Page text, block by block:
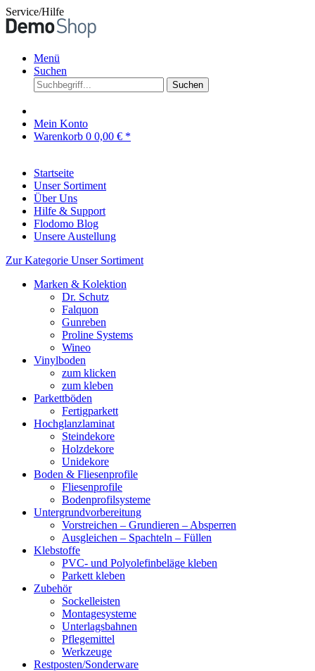
Service/Hilfe
Menü
Suchen
Suchen
Mein Konto
Warenkorb 0 0,00 € *
Startseite
Unser Sortiment
Über Uns
Hilfe & Support
Flodomo Blog
Unsere Austellung
Zur Kategorie Unser Sortiment
Marken & Kolektion
Dr. Schutz
Falquon
Gunreben
Proline Systems
Wineo
Vinylboden
zum klicken
zum kleben
Parkettböden
Fertigparkett
Hochglanzlaminat
Steindekore
Holzdekore
Unidekore
Boden & Fliesenprofile
Fliesenprofile
Bodenprofilsysteme
Untergrundvorbereitung
Vorstreichen – Grundieren – Absperren
Ausgleichen – Spachteln – Füllen
Klebstoffe
PVC- und Polyolefinbeläge kleben
Parkett kleben
Zubehör
Sockelleisten
Montagesysteme
Unterlagsbahnen
Pflegemittel
Werkzeuge
Restposten/Sonderware